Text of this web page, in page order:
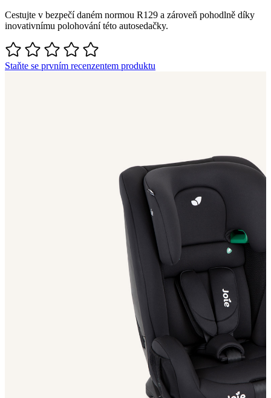
Cestujte v bezpečí daném normou R129 a zároveň pohodlně díky
inovativnímu polohování této autosedačky.
Staňte se prvním recenzentem produktu